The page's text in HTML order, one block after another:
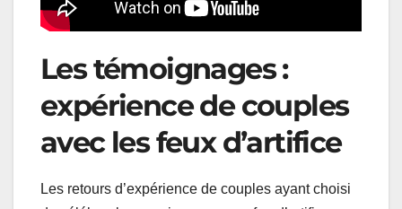
Les témoignages :
expérience de couples
avec les feux d’artifice
Les retours d’expérience de couples ayant choisi